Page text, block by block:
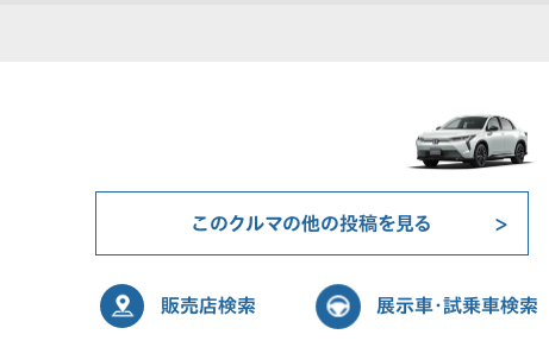
このクルマの他の投稿を見る
販売店検索 展示車・試乗車検索